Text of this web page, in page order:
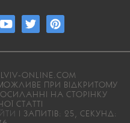
ONLINE.COM
ПРИ ВІДКРИТОМУ
НА СТОРІНКУ
СТАТТІ
| ЗАПИТІВ: 25, СЕКУНД: